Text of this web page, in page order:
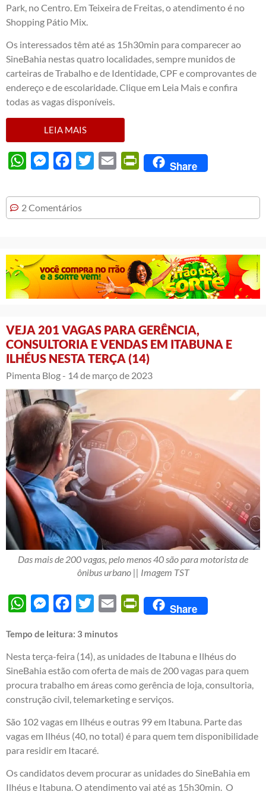
Park, no Centro. Em Teixeira de Freitas, o atendimento é no
Shopping Pátio Mix.
Os interessados têm até as 15h30min para comparecer ao
SineBahia nestas quatro localidades, sempre munidos de
carteiras de Trabalho e de Identidade, CPF e comprovantes de
endereço e de escolaridade. Clique em Leia Mais e confira
todas as vagas disponíveis.
LEIA MAIS
WhatsAppMessengerFacebook
Twitter Email PrintFriendly
Share
2 Comentários
VEJA 201 VAGAS PARA GERÊNCIA,
CONSULTORIA E VENDAS EM ITABUNA E
ILHÉUS NESTA TERÇA (14)
Pimenta Blog - 14 de março de 2023
Das mais de 200 vagas, pelo menos 40 são para motorista de
ônibus urbano || Imagem TST
WhatsAppMessengerFacebook
Twitter Email PrintFriendly
Share
Tempo de leitura: 3 minutos
Nesta terça-feira (14), as unidades de Itabuna e Ilhéus do
SineBahia estão com oferta de mais de 200 vagas para quem
procura trabalho em áreas como gerência de loja, consultoria,
construção civil, telemarketing e serviços.
São 102 vagas em Ilhéus e outras 99 em Itabuna. Parte das
vagas em Ilhéus (40, no total) é para quem tem disponibilidade
para residir em Itacaré.
Os candidatos devem procurar as unidades do SineBahia em
Ilhéus e Itabuna. O atendimento vai até as 15h30min. O